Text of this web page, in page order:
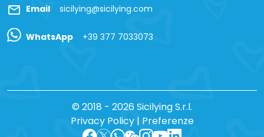
mail Email sicilying@sicilying.com
WhatsApp +39 377 7033073
© 2018 - 2026 Sicilying S.r.l.
Privacy Policy| Preferenze